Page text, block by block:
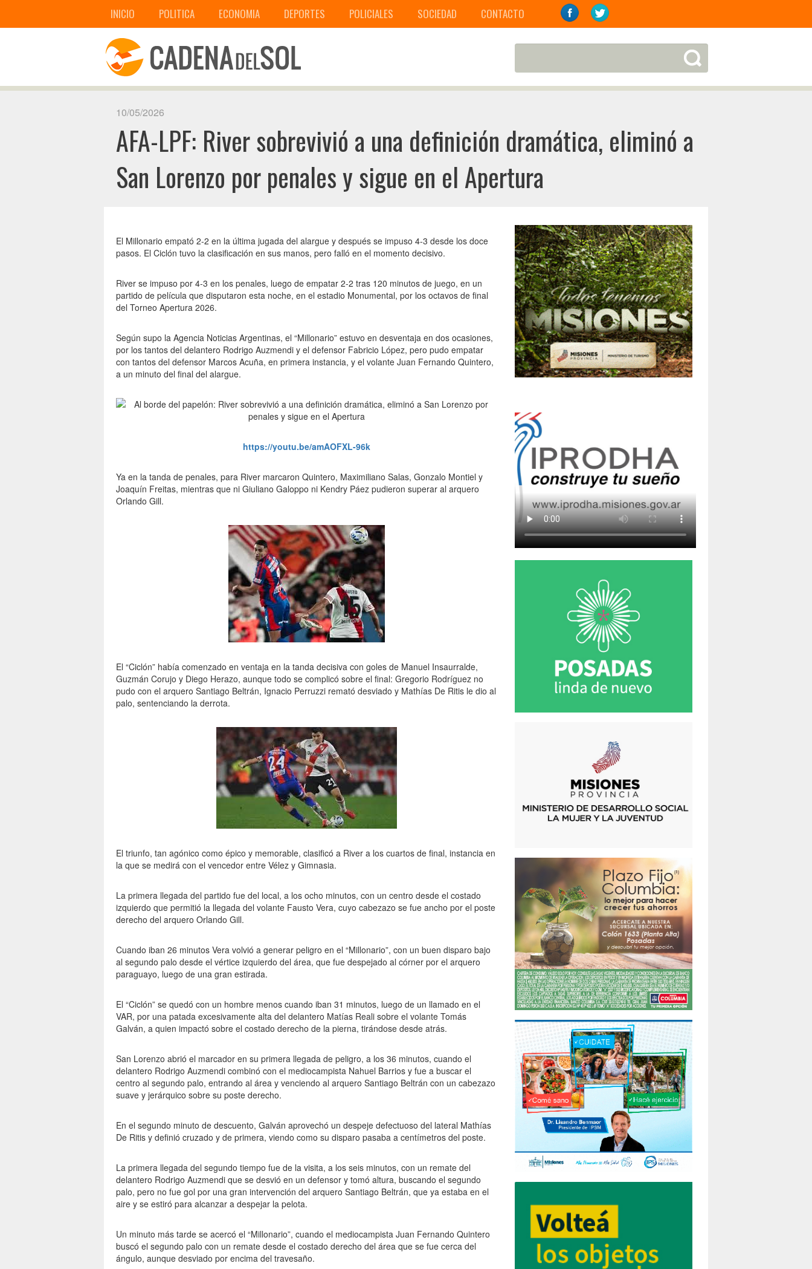
INICIO POLITICA ECONOMIA DEPORTES POLICIALES SOCIEDAD CONTACTO
10/05/2026
AFA-LPF: River sobrevivió a una definición dramática, eliminó a
San Lorenzo por penales y sigue en el Apertura
El Millonario empató 2-2 en la última jugada del alargue y después se impuso 4-3 desde los doce
pasos. El Ciclón tuvo la clasificación en sus manos, pero falló en el momento decisivo.
River se impuso por 4-3 en los penales, luego de empatar 2-2 tras 120 minutos de juego, en un
partido de película que disputaron esta noche, en el estadio Monumental, por los octavos de final
del Torneo Apertura 2026.
Según supo la Agencia Noticias Argentinas, el “Millonario” estuvo en desventaja en dos ocasiones,
por los tantos del delantero Rodrigo Auzmendi y el defensor Fabricio López, pero pudo empatar
con tantos del defensor Marcos Acuña, en primera instancia, y el volante Juan Fernando Quintero,
a un minuto del final del alargue.
https://youtu.be/amAOFXL-96k
Ya en la tanda de penales, para River marcaron Quintero, Maximiliano Salas, Gonzalo Montiel y
Joaquín Freitas, mientras que ni Giuliano Galoppo ni Kendry Páez pudieron superar al arquero
Orlando Gill.
El “Ciclón” había comenzado en ventaja en la tanda decisiva con goles de Manuel Insaurralde,
Guzmán Corujo y Diego Herazo, aunque todo se complicó sobre el final: Gregorio Rodríguez no
pudo con el arquero Santiago Beltrán, Ignacio Perruzzi remató desviado y Mathías De Ritis le dio al
palo, sentenciando la derrota.
El triunfo, tan agónico como épico y memorable, clasificó a River a los cuartos de final, instancia en
la que se medirá con el vencedor entre Vélez y Gimnasia.
La primera llegada del partido fue del local, a los ocho minutos, con un centro desde el costado
izquierdo que permitió la llegada del volante Fausto Vera, cuyo cabezazo se fue ancho por el poste
derecho del arquero Orlando Gill.
Cuando iban 26 minutos Vera volvió a generar peligro en el “Millonario”, con un buen disparo bajo
al segundo palo desde el vértice izquierdo del área, que fue despejado al córner por el arquero
paraguayo, luego de una gran estirada.
El “Ciclón” se quedó con un hombre menos cuando iban 31 minutos, luego de un llamado en el
VAR, por una patada excesivamente alta del delantero Matías Reali sobre el volante Tomás
Galván, a quien impactó sobre el costado derecho de la pierna, tirándose desde atrás.
San Lorenzo abrió el marcador en su primera llegada de peligro, a los 36 minutos, cuando el
delantero Rodrigo Auzmendi combinó con el mediocampista Nahuel Barrios y fue a buscar el
centro al segundo palo, entrando al área y venciendo al arquero Santiago Beltrán con un cabezazo
suave y jerárquico sobre su poste derecho.
En el segundo minuto de descuento, Galván aprovechó un despeje defectuoso del lateral Mathías
De Ritis y definió cruzado y de primera, viendo como su disparo pasaba a centímetros del poste.
La primera llegada del segundo tiempo fue de la visita, a los seis minutos, con un remate del
delantero Rodrigo Auzmendi que se desvió en un defensor y tomó altura, buscando el segundo
palo, pero no fue gol por una gran intervención del arquero Santiago Beltrán, que ya estaba en el
aire y se estiró para alcanzar a despejar la pelota.
Un minuto más tarde se acercó el “Millonario”, cuando el mediocampista Juan Fernando Quintero
buscó el segundo palo con un remate desde el costado derecho del área que se fue cerca del
ángulo, aunque desviado por encima del travesaño.